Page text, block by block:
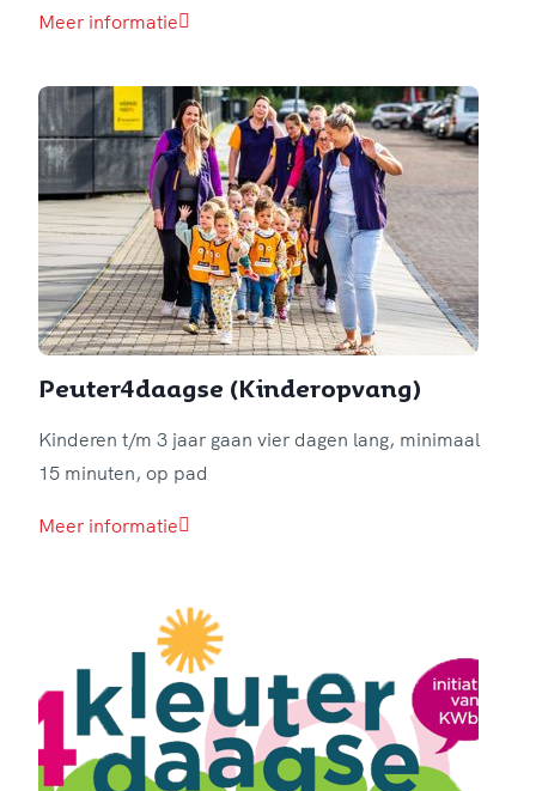
Meer informatie
Peuter4daagse (Kinderopvang)
Kinderen t/m 3 jaar gaan vier dagen lang, minimaal
15 minuten, op pad
Meer informatie